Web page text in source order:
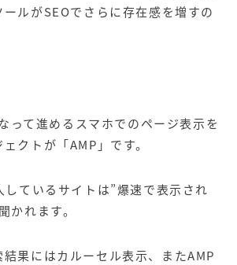
ールがSEOでさらに存在感を増すの
って進めるスマホでのページ表示を
クトが「AMP 」です。
しているサイトは”爆速で表示され
かれます。
結果にはカルーセル表示、またAMP